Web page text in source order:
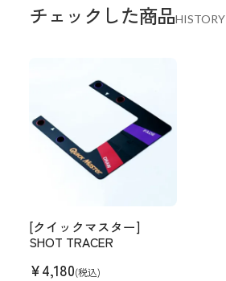
チェックした商品HISTORY
[クイックマスター]
SHOT TRACER
¥4,180(税込)